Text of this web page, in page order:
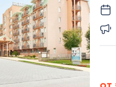
Балтийские круизы
Арктические круизы